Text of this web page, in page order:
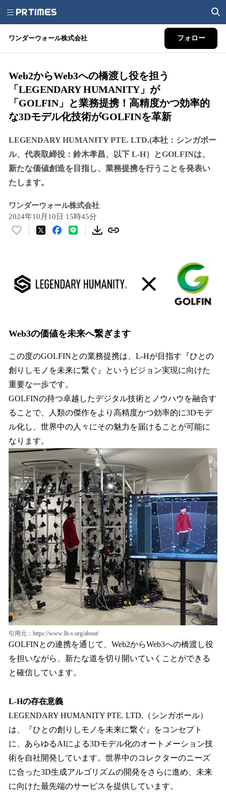
ワンダーウォール株式会社 フォロー
Web2からWeb3への橋渡し役を担う
「LEGENDARY HUMANITY」が
「GOLFIN」と業務提携！高精度かつ効率的
な3Dモデル化技術がGOLFINを革新
LEGENDARY HUMANITY PTE. LTD.(本社：シンガポー
ル、代表取締役：鈴木孝昌、以下 L-H）とGOLFINは、
新たな価値創造を目指し、業務提携を行うことを発表い
たします。
ワンダーウォール株式会社
2024年10月10日 15時45分
い
数
を
み
で
す
Web3の価値を未来へ繋ぎます
この度のGOLFINとの業務提携は、L-Hが目指す『ひとの
創りしモノを未来に繋ぐ』というビジョン実現に向けた
重要な一歩です。
GOLFINの持つ卓越したデジタル技術とノウハウを融合す
ることで、人類の傑作をより高精度かつ効率的に3Dモデ
ル化し、世界中の人々にその魅力を届けることが可能に
なります。
引用元：https://www.lh-s.org/about/
GOLFINとの連携を通じて、Web2からWeb3への橋渡し役
を担いながら、新たな道を切り開いていくことができる
と確信しています。
L-Hの存在意義
LEGENDARY HUMANITY PTE. LTD.（シンガポール）
は、『ひとの創りしモノを未来に繋ぐ』をコンセプト
に、あらゆるAIによる3Dモデル化のオートメーション技
術を自社開発しています。世界中のコレクターのニーズ
に合った3D生成アルゴリズムの開発をさらに進め、未来
に向けた最先端のサービスを提供しています。